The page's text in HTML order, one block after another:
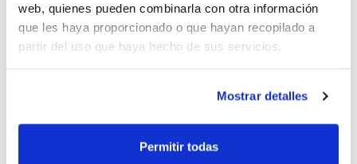
web, quienes pueden combinarla con otra información
que les haya proporcionado o que hayan recopilado a
partir del uso que haya hecho de sus servicios.
Mostrar detalles
Permitir todas
El Campus Mini ya vive su
semana mágica
Un trabajo intensivo y